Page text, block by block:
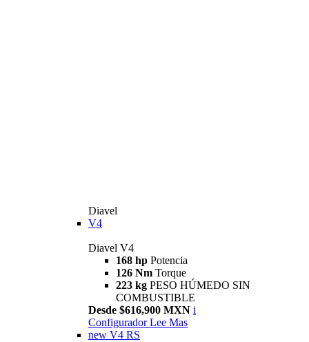
Diavel
V4
Diavel V4
168 hp Potencia
126 Nm Torque
223 kg PESO HÚMEDO SIN
COMBUSTIBLE
Desde $616,900 MXN i
Configurador Lee Mas
new V4 RS